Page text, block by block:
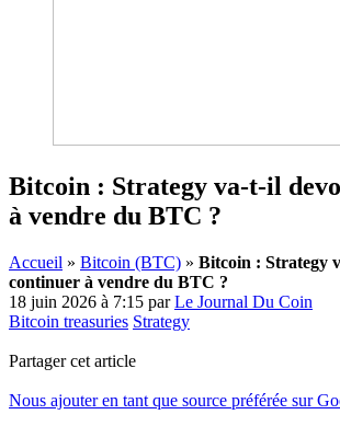
Bitcoin : Strategy va-t-il
à vendre du BTC ?
Accueil » Bitcoin (BTC) » Bitcoin : Strategy
continuer à vendre du BTC ?
18 juin 2026 à 7:15 parLe Journal Du Coin
Bitcoin treasuries Strategy
Partager cet article
Nous ajouter en tant que source préférée sur